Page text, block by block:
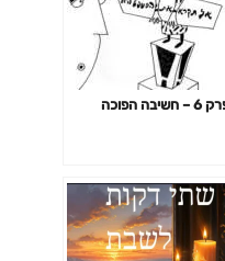
– חשיבה הפוכה